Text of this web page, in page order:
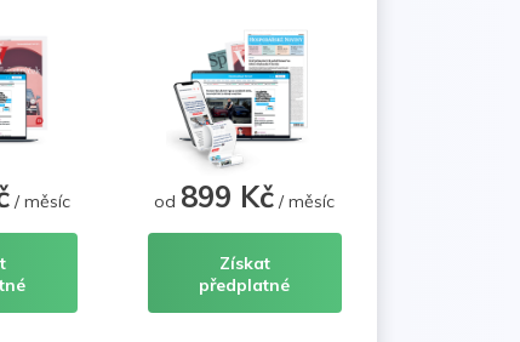
/ měsíc od 899 Kč / měsíc
Získat
předplatné